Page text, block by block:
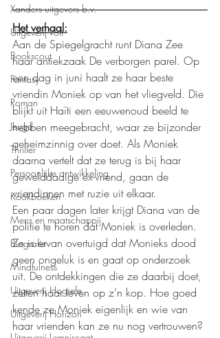
Xanders uitgevers b.v.
Uitgeverij Volt
Bookscout
Fantasy
Roman
Jeugd
Thriller
Persoonlijke ontwikkeling
Kookboeken
Mens en maatschappij
Biografie
Mindfulness
Uitgeverij Hogrefe
Uitgeverij Horizon
Het verhaal:
Aan de Spiegelgracht runt Diana Zee
haar antiekzaak De verborgen parel. Op
een dag in juni haalt ze haar beste
vriendin Moniek op van het vliegveld. Die
blijkt uit Haïti een eeuwenoud beeld te
hebben meegebracht, waar ze bijzonder
geheimzinnig over doet. Als Moniek
daarna vertelt dat ze terug is bij haar
gewelddadige ex-vriend, gaan de
vriendinnen met ruzie uit elkaar.
Een paar dagen later krijgt Diana van de
politie te horen dat Moniek is overleden.
Ze is ervan overtuigd dat Monieks dood
geen ongeluk is en gaat op onderzoek
uit. De ontdekkingen die ze daarbij doet,
zetten haar leven op z’n kop. Hoe goed
kende ze Moniek eigenlijk en wie van
haar vrienden kan ze nu nog vertrouwen?